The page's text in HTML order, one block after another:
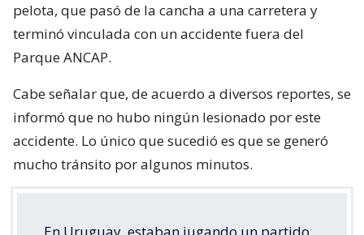
pelota, que pasó de la cancha a una carretera y
terminó vinculada con un accidente fuera del
Parque ANCAP.
Cabe señalar que, de acuerdo a diversos reportes, se
informó que no hubo ningún lesionado por este
accidente. Lo único que sucedió es que se generó
mucho tránsito por algunos minutos.